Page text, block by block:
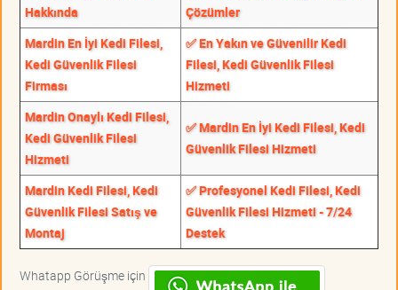
Hakkında
Çözümler
Mardin En İyi Kedi Filesi,
Kedi Güvenlik Filesi
Firması
✅ En Yakın ve Güvenilir Kedi
Filesi, Kedi Güvenlik Filesi
Hizmeti
Mardin Onaylı Kedi Filesi,
Kedi Güvenlik Filesi
Hizmeti
✅ Mardin En İyi Kedi Filesi, Kedi
Güvenlik Filesi Hizmeti
Mardin Kedi Filesi, Kedi
Güvenlik Filesi Satış ve
Montaj
✅ Profesyonel Kedi Filesi, Kedi
Güvenlik Filesi Hizmeti - 7/24
Destek
Whatapp Görüşme için